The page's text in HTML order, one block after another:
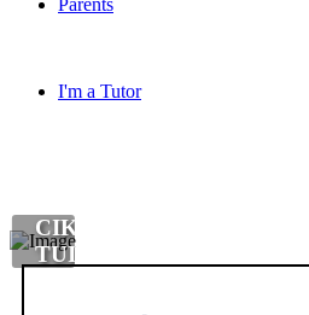
I'm a Tutor
CIKGU
TUISYEN